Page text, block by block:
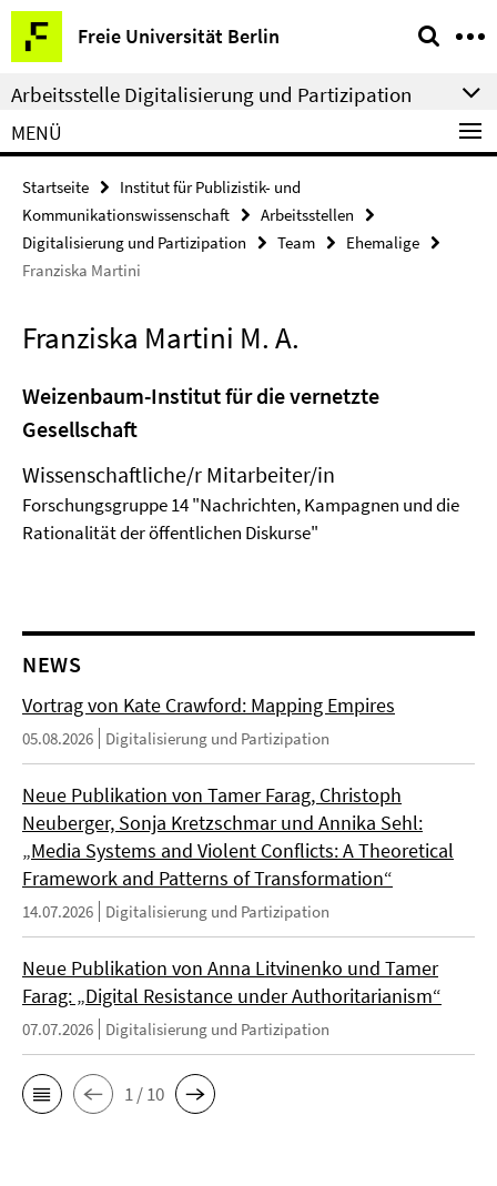
Springe
direkt
zu
Inhalt
Freie Universität Berlin
Service-
Navigation
Arbeitsstelle Digitalisierung und Partizipation
MENÜ
Startseite
Institut für Publizistik- und
Kommunikationswissenschaft
Arbeitsstellen
Digitalisierung und Partizipation
Team
Ehemalige
Franziska Martini
Franziska Martini M. A.
Weizenbaum-Institut für die vernetzte
Gesellschaft
Wissenschaftliche/r Mitarbeiter/in
Forschungsgruppe 14 "Nachrichten, Kampagnen und die
Rationalität der öffentlichen Diskurse"
NEWS
Vortrag von Kate Crawford: Mapping Empires
05.08.2026 Digitalisierung und Partizipation
Neue Publikation von Tamer Farag, Christoph
Neuberger, Sonja Kretzschmar und Annika Sehl:
„Media Systems and Violent Conflicts: A Theoretical
Framework and Patterns of Transformation“
14.07.2026 Digitalisierung und Partizipation
Neue Publikation von Anna Litvinenko und Tamer
Farag: „Digital Resistance under Authoritarianism“
07.07.2026 Digitalisierung und Partizipation
1 / 10